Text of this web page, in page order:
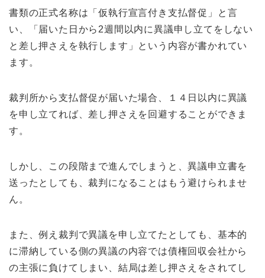
書類の正式名称は「仮執行宣言付き支払督促」と言
い、「届いた日から2週間以内に異議申し立てをしない
と差し押さえを執行します」という内容が書かれてい
ます。
裁判所から支払督促が届いた場合、１４日以内に異議
を申し立てれば、差し押さえを回避することができま
す。
しかし、この段階まで進んでしまうと、異議申立書を
送ったとしても、裁判になることはもう避けられませ
ん。
また、例え裁判で異議を申し立てたとしても、基本的
に滞納している側の異議の内容では債権回収会社から
の主張に負けてしまい、結局は差し押さえをされてし